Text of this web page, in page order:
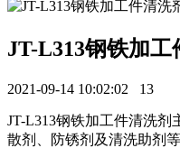
JT-L313钢铁加工
2021-09-14 10:02:02 13
JT-L313钢铁加工件清洗
散剂、防锈剂及清洗助剂